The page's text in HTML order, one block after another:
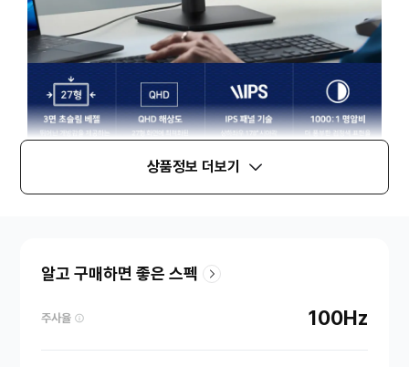
상품정보 더보기
알고 구매하면 좋은 스펙
주사율 100Hz